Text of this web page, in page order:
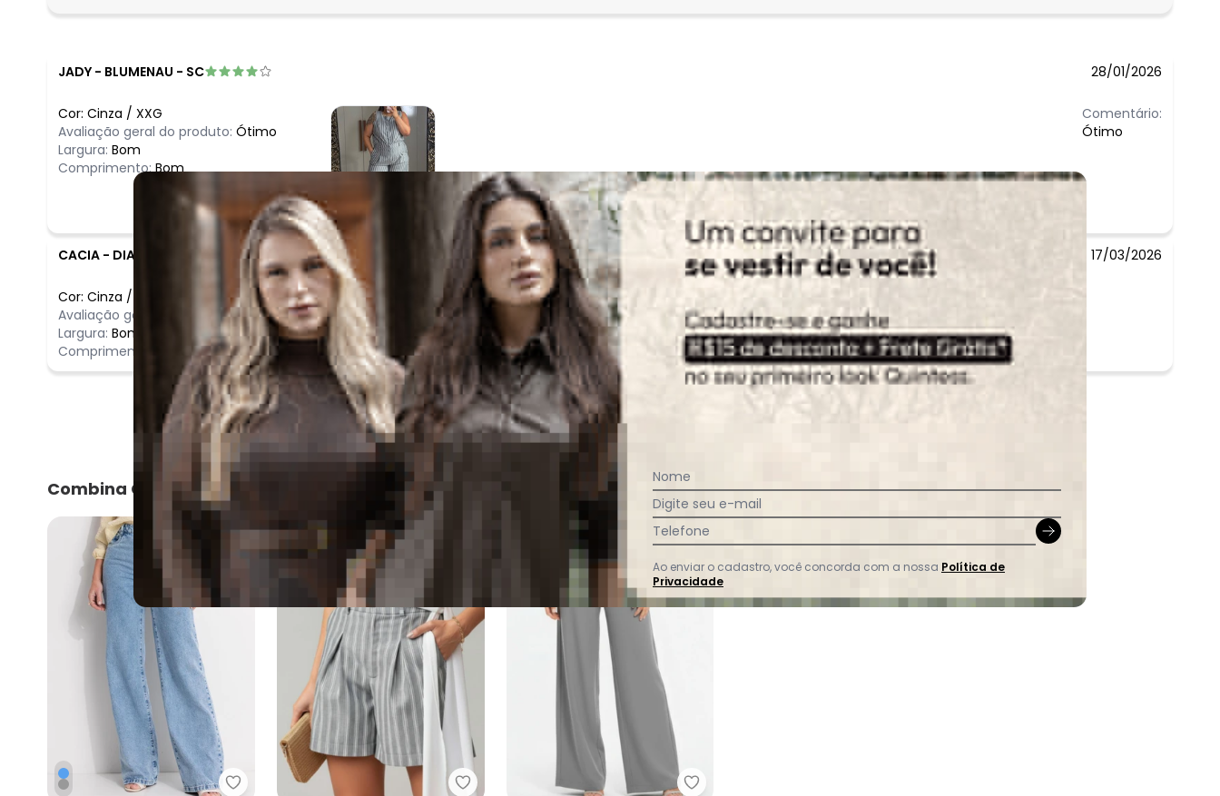
JADY - BLUMENAU - SC 28/01/2026
Cor: Cinza / XXG
Avaliação geral do produto: Ótimo
Largura: Bom
Comprimento:Bom
Comentário:
Ótimo
CACIA - DIAMANTINA - MG 17/03/2026
Cor: Cinza /
Avaliação geral do produto: Ótimo
Largura: Bom
Comprimento:
Comentário:
Gostei bastante, porém achei pouco acenturado. Ficou meio reto. Mas eu gostei.
Ver todas as avaliações
Combina Com
Quintess - Calça Wide Leg Jeans Claro em Jeans
-18%
Quintess - Bermuda Listrado Cinza em AlfaiatariaQuintess - Calça Grafite em Viscose com Poliéster
Nome
Digite seu e-mail
Telefone
Ao enviar o cadastro, você concorda com a nossa Política de
Privacidade